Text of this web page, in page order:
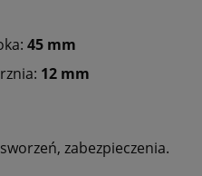
45 mm
12 mm
zabezpieczenia.